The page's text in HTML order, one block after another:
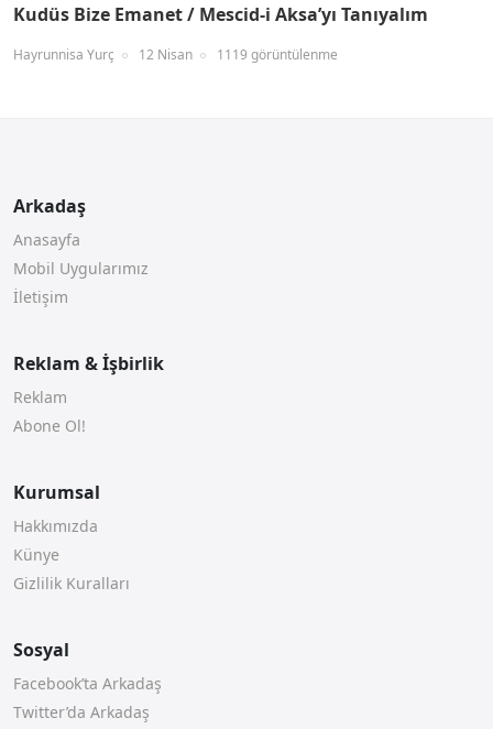
Kudüs Bize Emanet / Mescid-i Aksa’yı Tanıyalım
Hayrunnisa Yurç 12 Nisan 1119 görüntülenme
Arkadaş
Anasayfa
Mobil Uygularımız
İletişim
Reklam & İşbirlik
Reklam
Abone Ol!
Kurumsal
Hakkımızda
Künye
Gizlilik Kuralları
Sosyal
Facebook’ta Arkadaş
Twitter’da Arkadaş